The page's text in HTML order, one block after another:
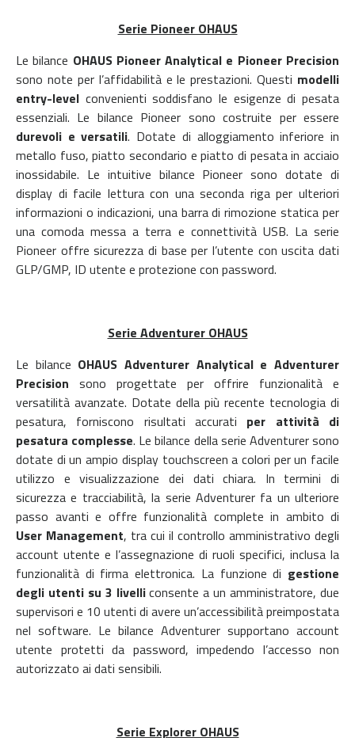
Serie Pioneer OHAUS
Le bilance OHAUS Pioneer Analytical e Pioneer Precision
sono note per l’affidabilità e le prestazioni. Questi modelli
entry-level convenienti soddisfano le esigenze di pesata
essenziali. Le bilance Pioneer sono costruite per essere
durevoli e versatili. Dotate di alloggiamento inferiore in
metallo fuso, piatto secondario e piatto di pesata in acciaio
inossidabile. Le intuitive bilance Pioneer sono dotate di
display di facile lettura con una seconda riga per ulteriori
informazioni o indicazioni, una barra di rimozione statica per
una comoda messa a terra e connettività USB. La serie
Pioneer offre sicurezza di base per l’utente con uscita dati
GLP/GMP, ID utente e protezione con password.
Serie Adventurer OHAUS
Le bilance OHAUS Adventurer Analytical e Adventurer
Precision sono progettate per offrire funzionalità e
versatilità avanzate. Dotate della più recente tecnologia di
pesatura, forniscono risultati accurati per attività di
pesatura complesse. Le bilance della serie Adventurer sono
dotate di un ampio display touchscreen a colori per un facile
utilizzo e visualizzazione dei dati chiara. In termini di
sicurezza e tracciabilità, la serie Adventurer fa un ulteriore
passo avanti e offre funzionalità complete in ambito di
User Management, tra cui il controllo amministrativo degli
account utente e l’assegnazione di ruoli specifici, inclusa la
funzionalità di firma elettronica. La funzione di gestione
degli utenti su 3 livelliconsente a un amministratore, due
supervisori e 10 utenti di avere un’accessibilità preimpostata
nel software. Le bilance Adventurer supportano account
utente protetti da password, impedendo l’accesso non
autorizzato ai dati sensibili.
Serie Explorer OHAUS